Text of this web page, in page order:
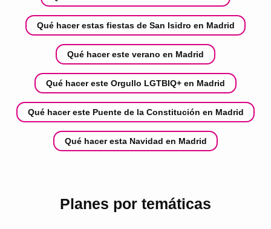
Qué hacer estas fiestas de San Isidro en Madrid
Qué hacer este verano en Madrid
Qué hacer este Orgullo LGTBIQ+ en Madrid
Qué hacer este Puente de la Constitución en Madrid
Qué hacer esta Navidad en Madrid
Planes por temáticas